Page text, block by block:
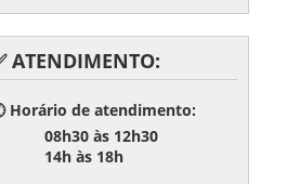
ATENDIMENTO:
Horário de atendimento:
08h30 às 12h30
14h às 18h